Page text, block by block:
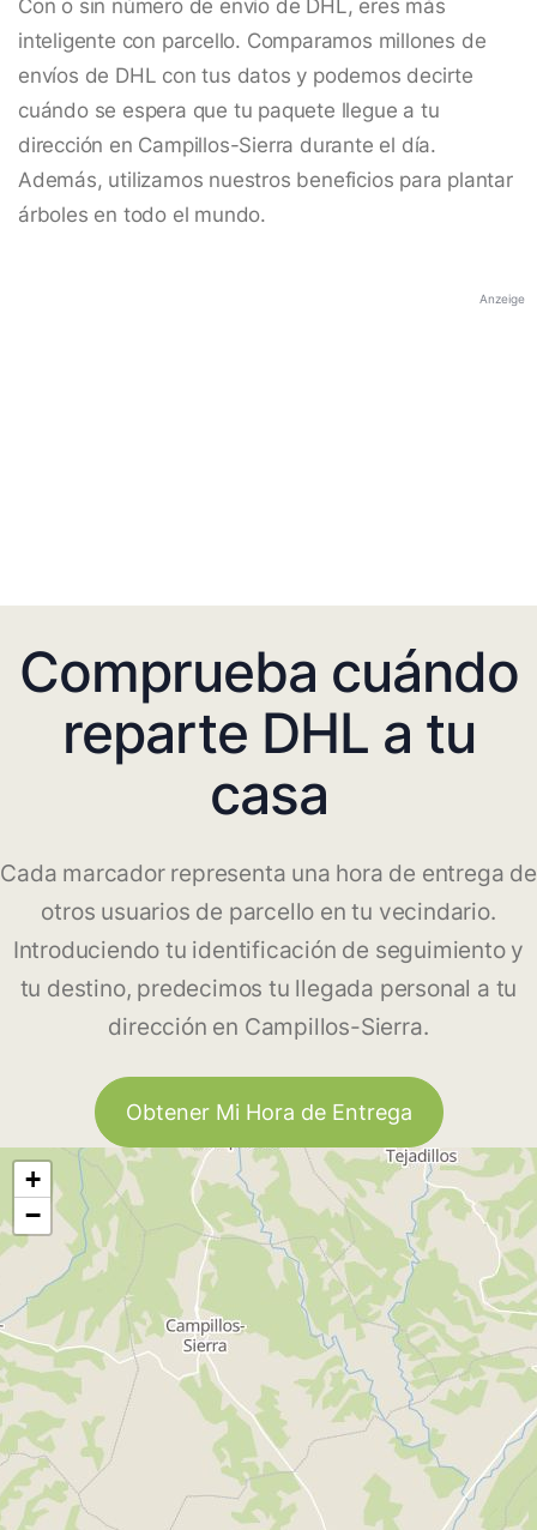
Con o sin número de envío de DHL, eres más
inteligente con parcello. Comparamos millones de
envíos de DHL con tus datos y podemos decirte
cuándo se espera que tu paquete llegue a tu
dirección en Campillos-Sierra durante el día.
Además, utilizamos nuestros beneficios para plantar
árboles en todo el mundo.
Anzeige
Comprueba cuándo
reparte DHL a tu
casa
Cada marcador representa una hora de entrega de
otros usuarios de parcello en tu vecindario.
Introduciendo tu identificación de seguimiento y
tu destino, predecimos tu llegada personal a tu
dirección en Campillos-Sierra.
Obtener Mi Hora de Entrega
+
−